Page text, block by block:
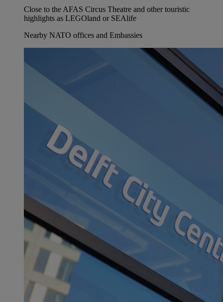
Close to the AFAS Circus Theatre and other touristic
highlights as LEGOland or SEAlife
Nearby NATO offices and Embassies